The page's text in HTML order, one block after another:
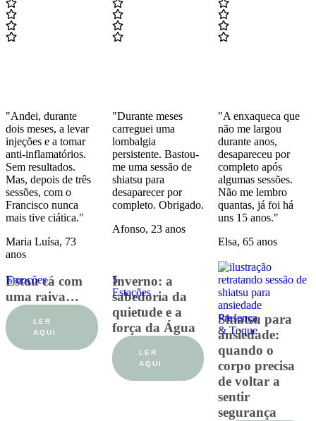
"Andei, durante
dois meses, a levar
injeções e a tomar
anti-inflamatórios.
Sem resultados.
Mas, depois de três
sessões, com o
Francisco nunca
mais tive ciática."
Maria Luísa, 73
anos
"Durante meses
carreguei uma
lombalgia
persistente. Bastou-
me uma sessão de
shiatsu para
desaparecer por
completo. Obrigado.
Afonso, 23 anos
"A enxaqueca que
não me largou
durante anos,
desapareceu por
completo após
algumas sessões.
Não me lembro
quantas, já foi há
uns 15 anos."
Elsa, 65 anos
Emoções
Estou cá com
uma raiva…
LER
AQUI
5
Estações
Inverno: a
sabedoria da
quietude e a
força da Água
LER
AQUI
Presença
& Toque
Shiatsu para
ansiedade:
quando o
corpo precisa
de voltar a
sentir
segurança